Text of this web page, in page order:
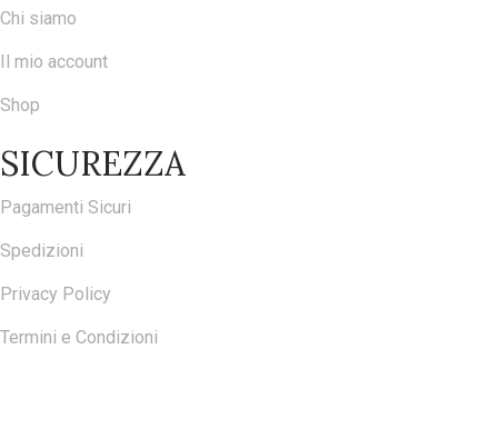
Chi siamo
Il mio account
Shop
SICUREZZA
Pagamenti Sicuri
Spedizioni
Privacy Policy
Termini e Condizioni